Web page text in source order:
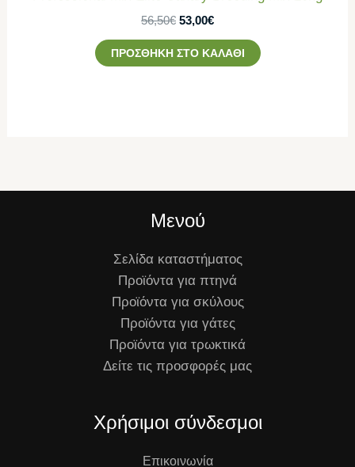
56,50€ 53,00€
ΠΡΟΣΘΉΚΗ ΣΤΟ ΚΑΛΆΘΙ
Μενού
Σελίδα καταστήματος
Προϊόντα για πτηνά
Προϊόντα για σκύλους
Προϊόντα για γάτες
Προϊόντα για τρωκτικά
Δείτε τις προσφορές μας
Χρήσιμοι σύνδεσμοι
Επικοινωνία